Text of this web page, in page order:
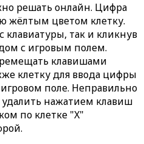
решать онлайн. Цифра
жёлтым цветом клетку.
так и кликнув
с игровым полем.
клавишами
клетку для ввода цифры
поле. Неправильно
нажатием клавиш
по клетке "X"